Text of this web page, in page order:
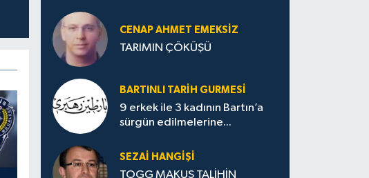
CENAP AHMET EMEKSİZ
TARIMIN ÇÖKÜŞÜ
BARTINLI TARIH GURMESI
9 erkek ile 3 kadının Bartın’a
sürgün edilmelerine...
SEZAI HANGİŞİ
TOGG MAKUS TALİHİN